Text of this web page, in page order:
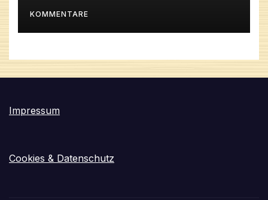
KOMMENTARE
Impressum
Cookies & Datenschutz